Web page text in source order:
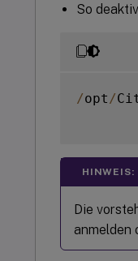
So
/opt/
HINWEIS:
Die
anmelden